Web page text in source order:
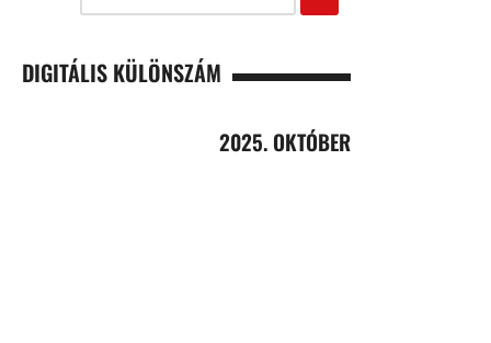
DIGITÁLIS KÜLÖNSZÁM
2025. OKTÓBER